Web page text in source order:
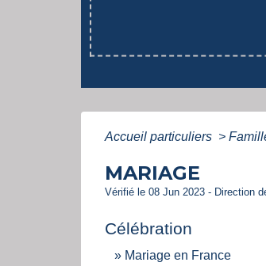
Accueil particuliers >
MARIAGE
Vérifié le 08 Jun 2023 - Direction
Célébration
Mariage en France